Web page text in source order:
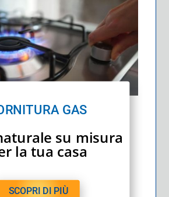
GAS
su misura
la tua casa
SCOPRI DI PIÙ